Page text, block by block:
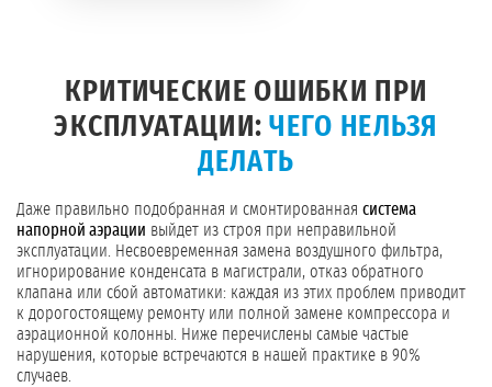
КРИТИЧЕСКИЕ ОШИБКИ ПРИ
ЭКСПЛУАТАЦИИ:ЧЕГО НЕЛЬЗЯ
ДЕЛАТЬ
Даже правильно подобранная и смонтированная система
напорной аэрации выйдет из строя при неправильной
эксплуатации. Несвоевременная замена воздушного фильтра,
игнорирование конденсата в магистрали, отказ обратного
клапана или сбой автоматики: каждая из этих проблем приводит
к дорогостоящему ремонту или полной замене компрессора и
аэрационной колонны. Ниже перечислены самые частые
нарушения, которые встречаются в нашей практике в 90%
случаев.